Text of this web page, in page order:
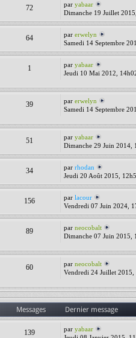
72 paryabaar
Dimanche 19 Juillet
64 parerwelyn
Samedi 14 Septembre
1 paryabaar
Jeudi 10 Mai 2012,
39 parerwelyn
Samedi 14 Septembre
51 paryabaar
Dimanche 29 Juin 2014,
34 parrhodan
Jeudi 20 Août 2015,
156 parlacour
Vendredi 07 Juin 2024,
89 parneocobalt
Dimanche 07 Juin 2015,
60 parneocobalt
Vendredi 24 Juillet 2015,
Messages Dernier message
139 paryabaar